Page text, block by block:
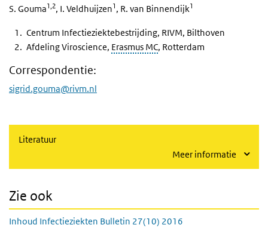
S. Gouma1,2, I. Veldhuijzen1, R. van Binnendijk1
Centrum Infectieziektebestrijding, RIVM, Bilthoven
Afdeling Viroscience, Erasmus MC, Rotterdam
Correspondentie:
sigrid.gouma@rivm.nl
Literatuur
Meer informatie
Zie ook
Inhoud Infectieziekten Bulletin 27(10) 2016